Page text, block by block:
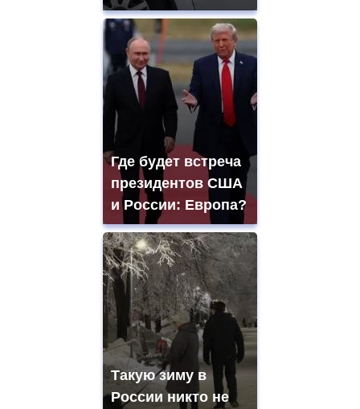
Где будет встреча
президентов США
и России: Европа?
Такую зиму в
России никто не